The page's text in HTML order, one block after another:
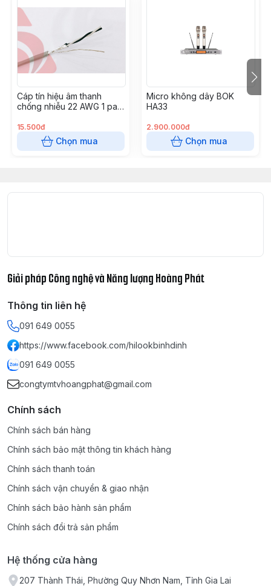
âmthanh(1W,1m)
Đáp tuyến tần
số
50~20,000Hz
Thành phẩm
Vỏ ngoài; mạ thép. Vách ngăn:
Nhựa ABS chống cháy
Kích thước Ø230 × 200 (S)mm
Trọng lượng 3.7kg
Cáp tín hiệu âm thanh
chống nhiễu 22 AWG 1 pair
15.500đ
Chọn mua
Micro không dây BOK
HA33
2.900.000đ
Chọn mua
Giải pháp Công nghệ và Năng lượng Hoàng Phát
Thông tin liên hệ
091 649 0055
https://www.facebook.com/hilookbinhdinh
091 649 0055
congtymtvhoangphat@gmail.com
Chính sách
Chính sách bán hàng
Chính sách bảo mật thông tin khách hàng
Chính sách thanh toán
Chính sách vận chuyển & giao nhận
Chính sách bảo hành sản phẩm
Chính sách đổi trả sản phẩm
Hệ thống cửa hàng
207 Thành Thái, Phường Quy Nhơn Nam, Tỉnh Gia Lai